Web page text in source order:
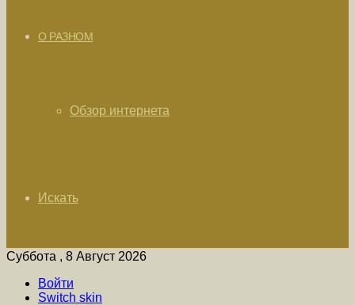
О РАЗНОМ
Обзор интернета
Искать
Суббота , 8 Август 2026
Войти
Switch skin